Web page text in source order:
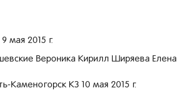
мая 2015 г.
Вероника Кирилл Ширяева Елена
Каменогорск КЗ 10 мая 2015 г.